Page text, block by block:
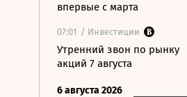
впервые с марта
07:01 / Инвестиции
Утренний звон по рынку
акций 7 августа
6 августа 2026